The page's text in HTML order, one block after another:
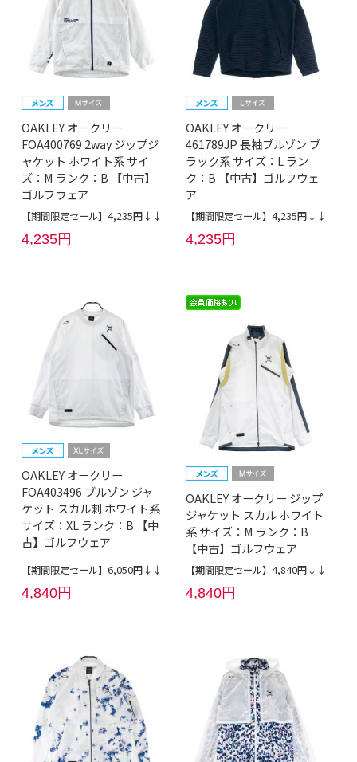
OAKLEY オークリー
FOA400769 2way ジップジ
ャケット ホワイト系 サイ
ズ：M ランク：B 【中古】
ゴルフウェア
【期間限定セール】4,235円↓↓
4,235円
OAKLEY オークリー
461789JP 長袖ブルゾン ブ
ラック系 サイズ：L ラン
ク：B 【中古】ゴルフウェ
ア
【期間限定セール】4,235円↓↓
4,235円
OAKLEY オークリー
FOA403496 ブルゾン ジャ
ケット スカル刺 ホワイト系
サイズ：XL ランク：B 【中
古】ゴルフウェア
【期間限定セール】6,050円↓↓
4,840円
OAKLEY オークリー ジップ
ジャケット スカル ホワイト
系 サイズ：M ランク：B
【中古】ゴルフウェア
【期間限定セール】4,840円↓↓
4,840円